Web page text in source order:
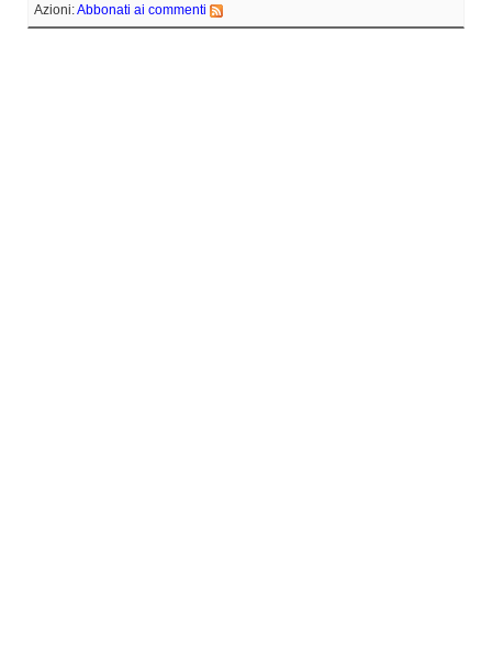
Azioni:Abbonati ai commenti